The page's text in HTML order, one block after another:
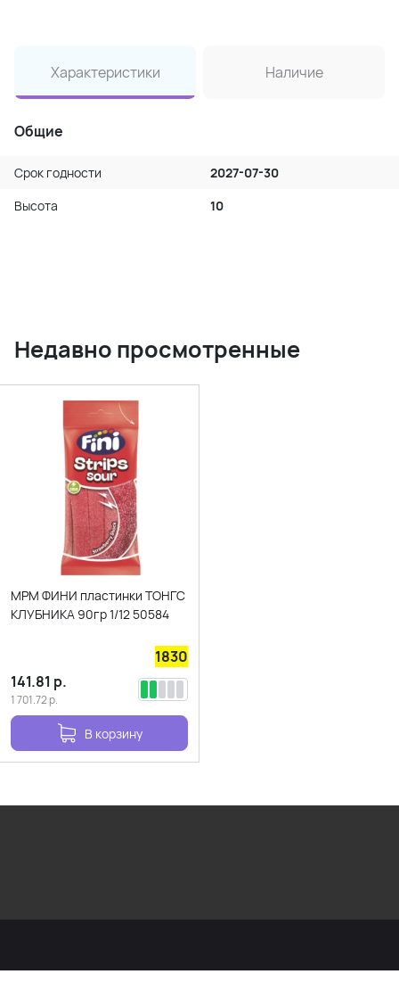
Характеристики Наличие
Общие
Срок годности
2027-07-30
Высота
10
Недавно просмотренные
МРМ ФИНИ пластинки ТОНГС
КЛУБНИКА 90гр 1/12 50584
1830
141.81 р.
1 701.72р.
В корзину